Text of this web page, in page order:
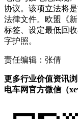
协议。该项立法将
法律文件。欧盟《
标签、设定最低回
字护照。
责任编辑：张倩
更多行业价值资讯
电车网官方微信（